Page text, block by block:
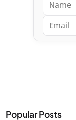
Popular Posts